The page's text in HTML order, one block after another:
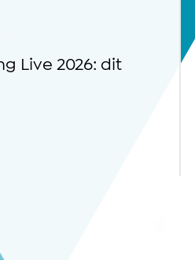
Live 2026: dit